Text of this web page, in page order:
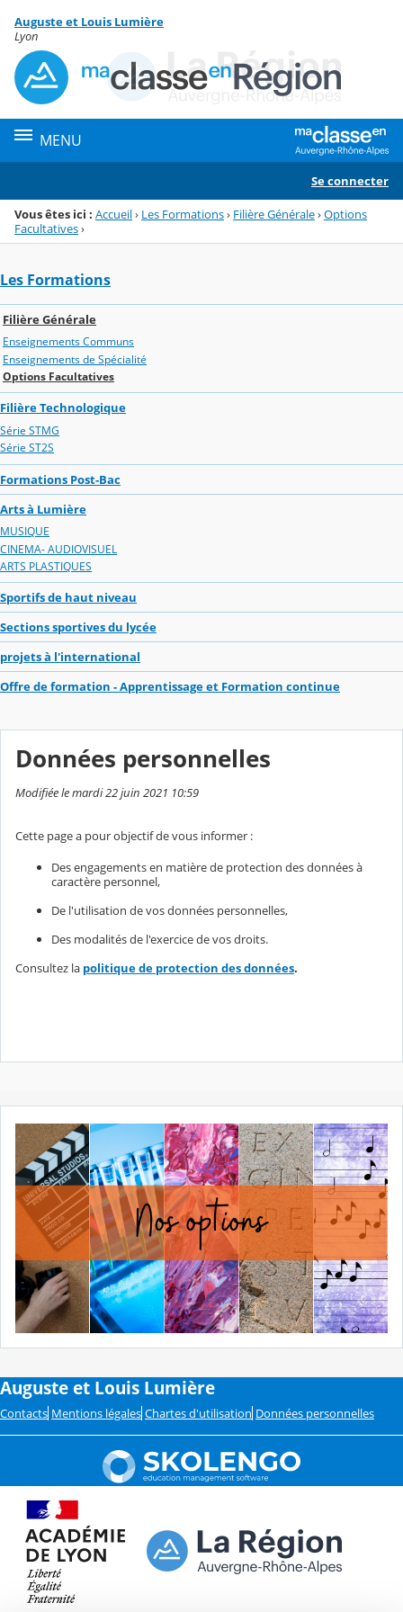
Menu de la rubrique
Contenu
Auguste et Louis Lumière
Lyon
MENU
Se connecter
Vous êtes ici : Accueil› Les Formations› Filière Générale›Options
Facultatives›
Les Formations
Filière Générale
Enseignements Communs
Enseignements de Spécialité
Options Facultatives
Filière Technologique
Série STMG
Série ST2S
Formations Post-Bac
Arts à Lumière
MUSIQUE
CINEMA- AUDIOVISUEL
ARTS PLASTIQUES
Sportifs de haut niveau
Sections sportives du lycée
projets à l'international
Offre de formation - Apprentissage et Formation continue
Données personnelles
Modifiée le mardi 22 juin 2021 10:59
Cette page a pour objectif de vous informer :
Des engagements en matière de protection des données à
caractère personnel,
De l'utilisation de vos données personnelles,
Des modalités de l'exercice de vos droits.
Consultez la politique de protection des données.
Auguste et Louis Lumière
Contacts Mentions légales Chartes d'utilisation Données personnelles